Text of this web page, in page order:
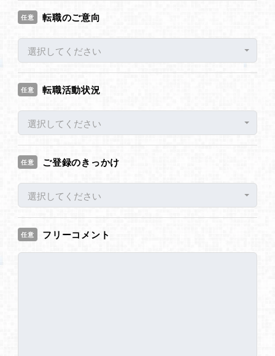
任意 転職のご意向
選択してください
任意 転職活動状況
選択してください
任意 ご登録のきっかけ
選択してください
任意 フリーコメント